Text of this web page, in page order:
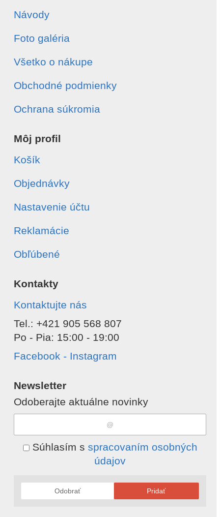
Návody
Foto galéria
Všetko o nákupe
Obchodné podmienky
Ochrana súkromia
Môj profil
Košík
Objednávky
Nastavenie účtu
Reklamácie
Obľúbené
Kontakty
Kontaktujte nás
Tel.: +421 905 568 807
Po - Pia: 15:00 - 19:00
Facebook - Instagram
Newsletter
Odoberajte aktuálne novinky
Súhlasím s spracovaním osobných
údajov
Odobrať Pridať